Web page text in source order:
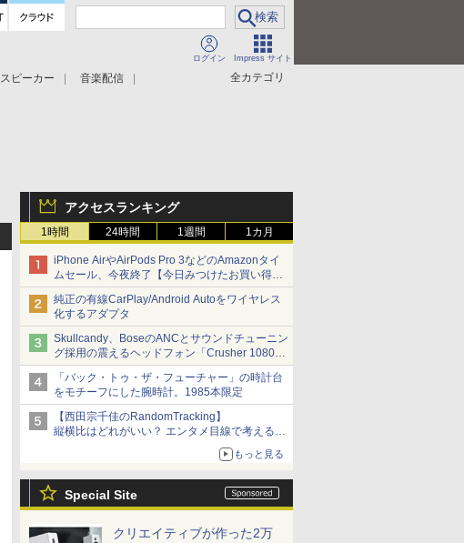
ログイン Impress サイト
全カテゴリ
スピーカー
音楽配信
アクセスランキング
1時間 24時間 1週間 1カ月
iPhone AirやAirPods Pro 3などのAmazonタイ
ムセール、今夜終了【今日みつけたお買い得
品】
純正の有線CarPlay/Android Autoをワイヤレス
化するアダプタ
Skullcandy、BoseのANCとサウンドチューニン
グ採用の震えるヘッドフォン「Crusher 1080
ANC」
「バック・トゥ・ザ・フューチャー」の時計台
をモチーフにした腕時計。1985本限定
【西田宗千佳のRandomTracking】
縦横比はどれがいい？ エンタメ目線で考える、
もっと見る
Special Site
クリエイティブが作った2万